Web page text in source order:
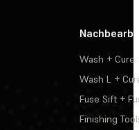
Wash + Cure
Wash L +
Fuse Sift +
Finishing